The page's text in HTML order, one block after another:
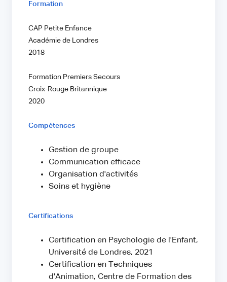
Formation
CAP Petite Enfance
Académie de Londres
2018
Formation Premiers Secours
Croix-Rouge Britannique
2020
Compétences
Gestion de groupe
Communication efficace
Organisation d'activités
Soins et hygiène
Certifications
Certification en Psychologie de l'Enfant,
Université de Londres, 2021
Certification en Techniques
d'Animation, Centre de Formation des